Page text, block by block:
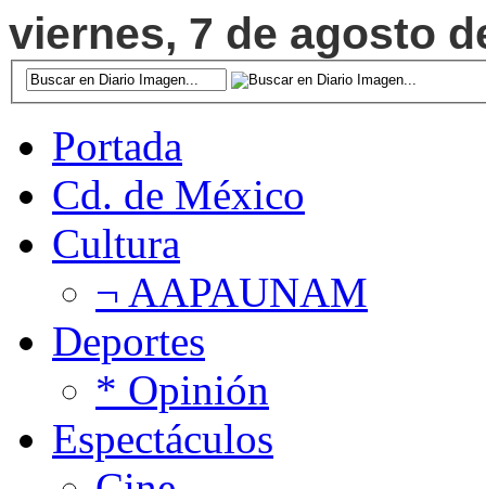
viernes, 7 de agosto
Portada
Cd. de México
Cultura
¬ AAPAUNAM
Deportes
* Opinión
Espectáculos